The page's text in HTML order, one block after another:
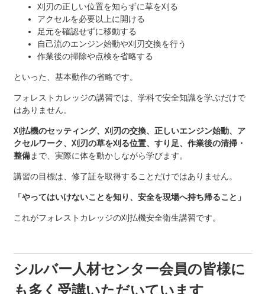
刈刃の正しい位置を知らずに草を刈る
アクセルを必要以上に開ける
足元を確認せずに移動する
自己流のエンジン始動や刈刃交換を行う
作業後の掃除や点検を省略する
といった、基本動作の省略です。
フォレストカレッジの講習では、学科で安全知識を学ぶだけで
はありません。
刈払機のセッティング、刈刃の交換、正しいエンジン始動、ア
クセルワーク、刈刃の草を刈る位置、すり足、作業後の清掃・
整備まで、実際に体を動かしながら学びます。
講習の目標は、修了証を取得することだけではありません。
「やってはいけないことを知り、安全を現場へ持ち帰ること」
これがフォレストカレッジの刈払機安全衛生講習です。
シルバー人材センター会員の皆様に
も多く受講いただいています